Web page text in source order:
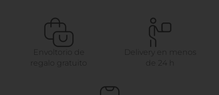
Envoltorio de
regalo gratuito
Delivery en menos
de 24 h